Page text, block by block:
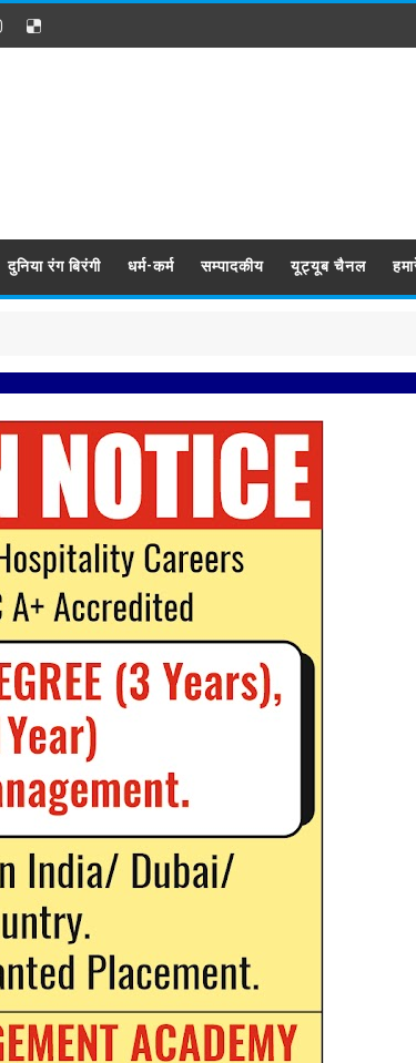
दुनिया रंग बिरंगी धर्म-कर्म सम्पादकीय यूट्यूब चैनल